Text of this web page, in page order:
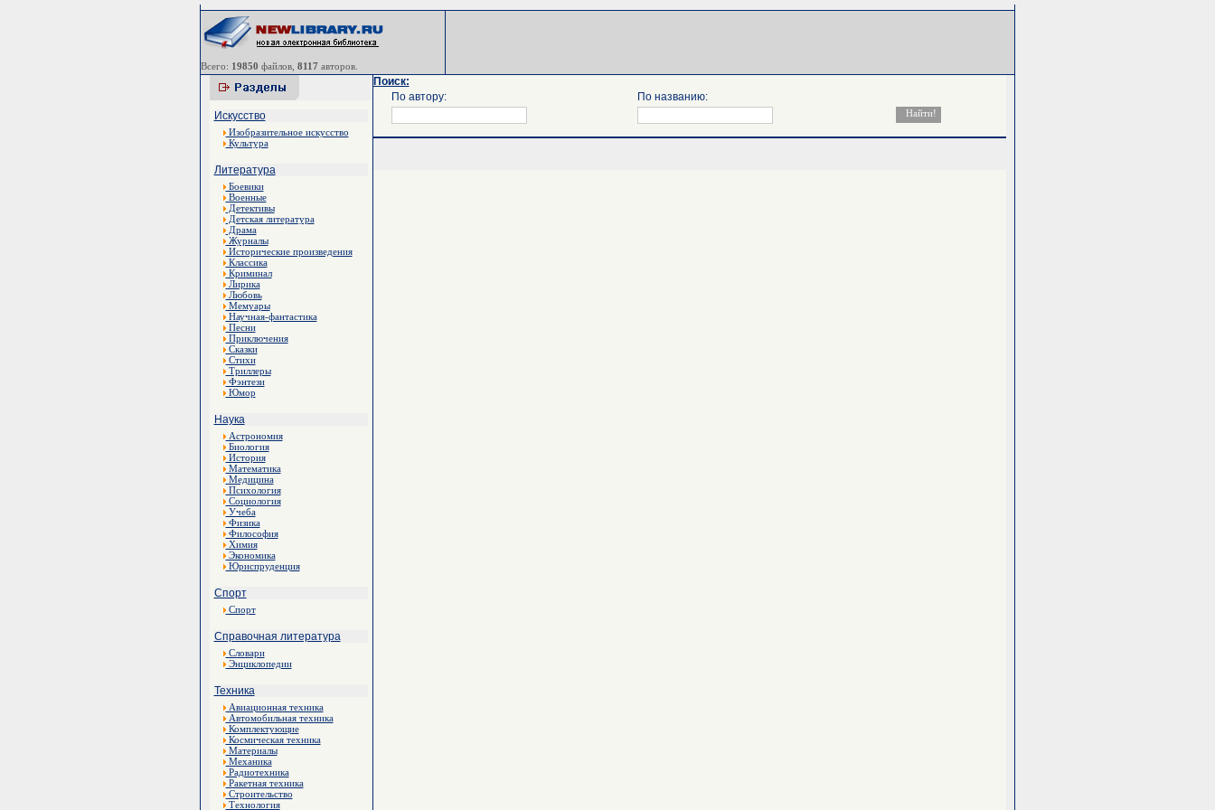
Всего: 19850 файлов, 8117 авторов.
Искусство
Изобразительное искусство
Культура
Литература
Боевики
Военные
Детективы
Детская литература
Драма
Журналы
Исторические произведения
Классика
Криминал
Лирика
Любовь
Мемуары
Научная-фантастика
Песни
Приключения
Сказки
Стихи
Триллеры
Фэнтези
Юмор
Наука
Астрономия
Биология
История
Математика
Медицина
Психология
Социология
Учеба
Физика
Философия
Химия
Экономика
Юриспруденция
Спорт
Спорт
Справочная литература
Словари
Энциклопедии
Техника
Авиационная техника
Автомобильная техника
Комплектующие
Космическая техника
Материалы
Механика
Радиотехника
Ракетная техника
Строительство
Технология
Поиск:
По автору:
По названию: